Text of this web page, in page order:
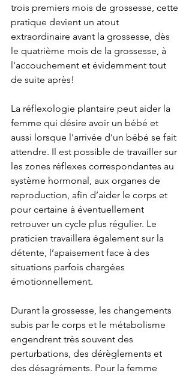
trois premiers mois de grossesse, cette
pratique devient un atout
extraordinaire avant la grossesse, dès
le quatrième mois de la grossesse, à
l'accouchement et évidemment tout
de suite après!
La réflexologie plantaire peut aider la
femme qui désire avoir un bébé et
aussi lorsque l’arrivée d’un bébé se fait
attendre. Il est possible de travailler sur
les zones réflexes correspondantes au
système hormonal, aux organes de
reproduction, afin d’aider le corps et
pour certaine à éventuellement
retrouver un cycle plus régulier. Le
praticien travaillera également sur la
détente, l’apaisement face à des
situations parfois chargées
émotionnellement.
Durant la grossesse, les changements
subis par le corps et le métabolisme
engendrent très souvent des
perturbations, des dérèglements et
des désagréments. Pour la femme